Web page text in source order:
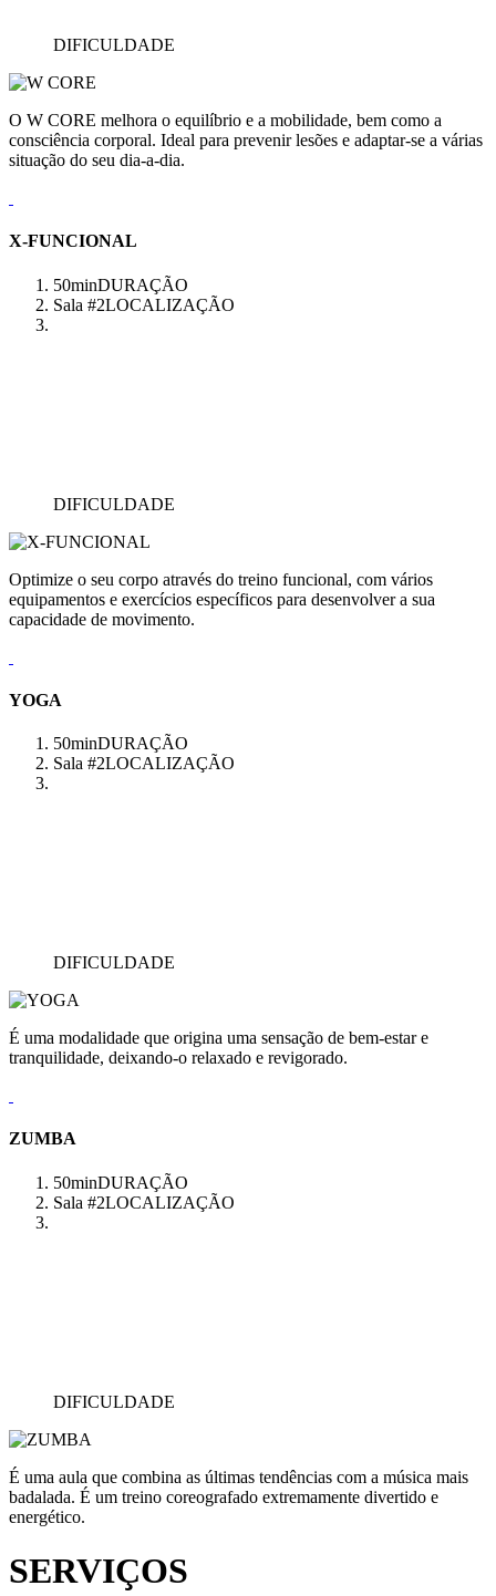
DIFICULDADE
O W CORE melhora o equilíbrio e a mobilidade, bem como a
consciência corporal. Ideal para prevenir lesões e adaptar-se a várias
situação do seu dia-a-dia.
X-FUNCIONAL
50minDURAÇÃO
Sala #2LOCALIZAÇÃO
DIFICULDADE
Optimize o seu corpo através do treino funcional, com vários
equipamentos e exercícios específicos para desenvolver a sua
capacidade de movimento.
YOGA
50minDURAÇÃO
Sala #2LOCALIZAÇÃO
DIFICULDADE
É uma modalidade que origina uma sensação de bem-estar e
tranquilidade, deixando-o relaxado e revigorado.
ZUMBA
50minDURAÇÃO
Sala #2LOCALIZAÇÃO
DIFICULDADE
É uma aula que combina as últimas tendências com a música mais
badalada. É um treino coreografado extremamente divertido e
energético.
SERVIÇOS